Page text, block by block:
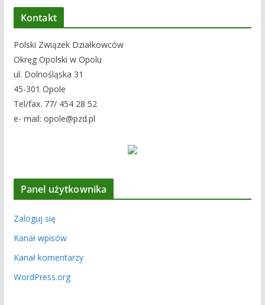
Kontakt
Polski Związek Działkowców
Okręg Opolski w Opolu
ul. Dolnośląska 31
45-301 Opole
Tel/fax. 77/ 454 28 52
e- mail: opole@pzd.pl
Panel użytkownika
Zaloguj się
Kanał wpisów
Kanał komentarzy
WordPress.org